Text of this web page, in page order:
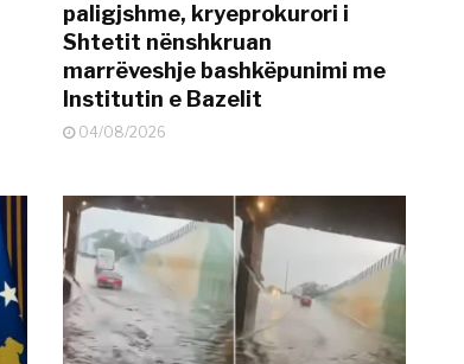
paligjshme, kryeprokurori i
Shtetit nënshkruan
marrëveshje bashkëpunimi me
Institutin e Bazelit
04/08/2026